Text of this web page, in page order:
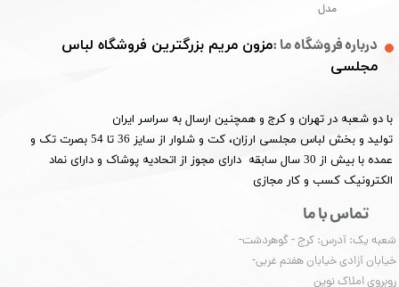
درباره فروشگاه ما :مزون مریم بزرگترین فروشگاه لباس
مجلسی
با دو شعبه در تهران و کرج و همچنین ارسال به سراسر ایران
تولید و بخش لباس مجلسی ارزان، کت و شلوار از سایز 36 تا 54 بصرت تک و
عمده با بیش از 30 سال سابقه دارای مجوز از اتحادیه پوشاک و دارای نماد
الکترونیک کسب و کار مجازی
تماس با ما
شعبه یک: آدرس: کرج - گوهردشت-
خیابان آزادی خیابان هفتم غربی-
روبروی املاک نوین
مدل